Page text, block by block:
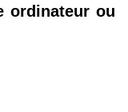
ordinateur ou